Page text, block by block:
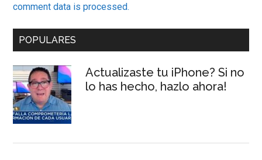
comment data is processed.
Primary
POPULARES
Actualizaste tu iPhone? Si no
lo has hecho, hazlo ahora!